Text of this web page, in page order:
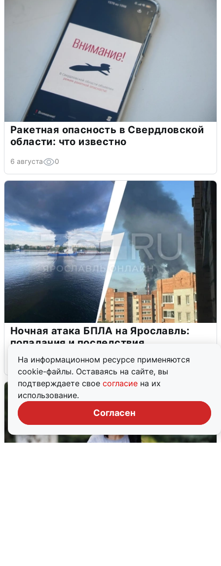
На информационном ресурсе применяются
cookie-файлы. Оставаясь на сайте, вы
подтверждаете свое согласие на их
использование.
Согласен
Ракетная опасность в Свердловской
области: что известно
6 августа 0
Ночная атака БПЛА на Ярославль:
попадания и последствия
6 августа 0